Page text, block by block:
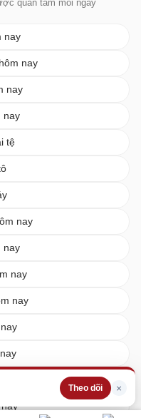
Theo dõi ×
quan tâm mỗi ngày
nay
nay
nay
nay
tệ
nay
nay
nay
nay